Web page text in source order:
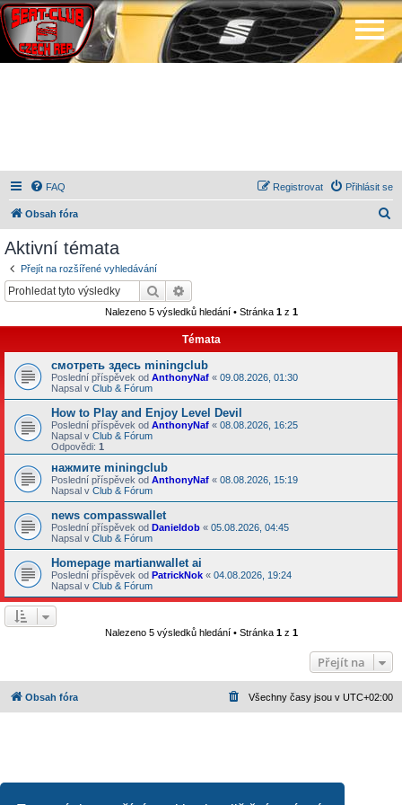
FAQ Přihlásit se
Registrovat
Obsah fóra
Aktivní témata
Přejít na rozšířené vyhledávání
Hledat
Nalezeno 5 výsledků hledání • Stránka 1z 1
Témata
смотреть здесь miningclub
Poslední příspěvek od AnthonyNaf « 09.08.2026, 01:30
Napsal v Club & Fórum
How to Play and Enjoy Level Devil
Poslední příspěvek od AnthonyNaf « 08.08.2026, 16:25
Napsal v Club & Fórum
Odpovědi: 1
нажмите miningclub
Poslední příspěvek od AnthonyNaf « 08.08.2026, 15:19
Napsal v Club & Fórum
news compasswallet
Poslední příspěvek od Danieldob « 05.08.2026, 04:45
Napsal v Club & Fórum
Homepage martianwallet ai
Poslední příspěvek od PatrickNok « 04.08.2026, 19:24
Napsal v Club & Fórum
Nalezeno 5 výsledků hledání • Stránka 1z 1
Přejít na
Obsah fóra Všechny časy jsou v UTC+02:00